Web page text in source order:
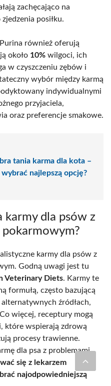
zachęcająco na
posiłku.
również oferują
około 10% wilgoci, ich
w czyszczeniu zębów i
wybór między karmą
indywidualnymi
przyjaciela,
oraz preferencje smakowe.
tania karma dla kota –
najlepszą opcję?
karmy dla psów z
karmy dla psów z
Godną uwagi jest tu
Veterinary Diets. Karmy te
formułą, często bazującą
źródłach,
więcej, receptury mogą
które wspierają zdrową
procesy trawienne.
dla psa z problemami
się z lekarzem
najodpowiedniejszą